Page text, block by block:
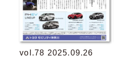
vol.78 2025.09.26